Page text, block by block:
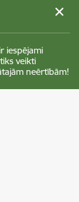
iespējami
veikti
neērtībām!